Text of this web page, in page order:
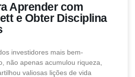
Aprender com
e Obter Disciplina
investidores mais bem-
não apenas acumulou riqueza,
valiosas lições de vida